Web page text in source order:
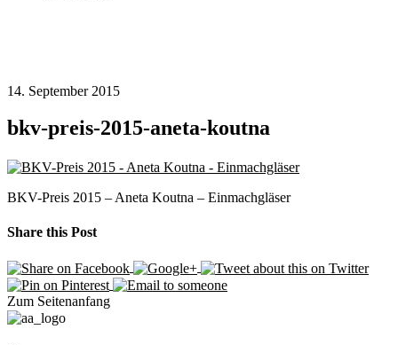
14. September 2015
bkv-preis-2015-aneta-koutna
BKV-Preis 2015 – Aneta Koutna – Einmachgläser
Share this Post
Zum Seitenanfang